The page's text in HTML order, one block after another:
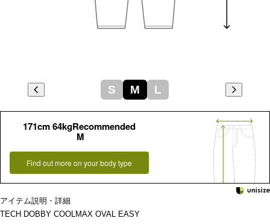
S M L
171cm 64kgRecommended
M
Find out more on your body type
アイテム説明・詳細
TECH DOBBY COOLMAX OVAL EASY